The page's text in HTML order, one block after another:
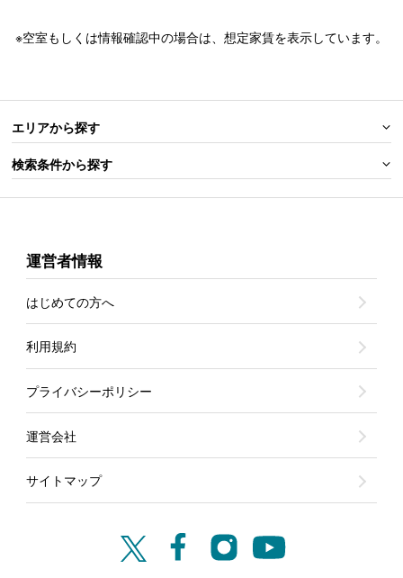
※空室もしくは情報確認中の場合は、想定家賃を表示しています。
エリアから探す
検索条件から探す
運営者情報
はじめての方へ
利用規約
プライバシーポリシー
運営会社
サイトマップ